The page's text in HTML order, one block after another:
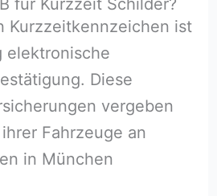
für Kurzzeit Schilder?
Kurzzeitkennzeichen ist
elektronische
Diese
vergeben
Fahrzeuge an
in München